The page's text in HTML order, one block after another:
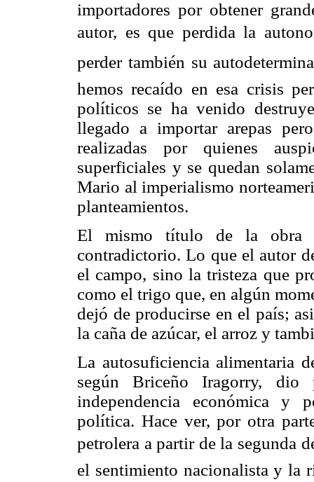
importadores por obtener
autor, es que perdida la
perder también su
hemos recaído en esa crisis
políticos se ha venido
llegado a importar arepas
realizadas por quienes
superficiales y se quedan
Mario al imperialismo
planteamientos.
El mismo título de la obra
contradictorio. Lo que el autor
el campo, sino la tristeza que
como el trigo que, en algún
dejó de producirse en el país;
la caña de azúcar, el arroz y
La autosuficiencia alimentaria
según Briceño Iragorry,
independencia económica y
política. Hace ver, por otra
petrolera a partir de la segunda
el sentimiento nacionalista y la